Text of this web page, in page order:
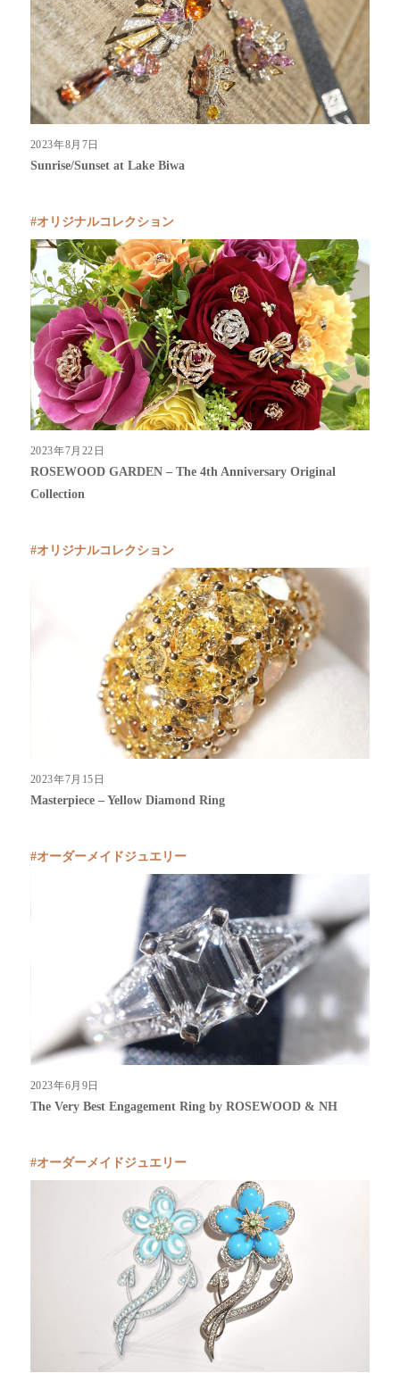
2023年8月7日
Sunrise/Sunset at Lake Biwa
オリジナルコレクション
2023年7月22日
ROSEWOOD GARDEN – The 4th Anniversary Original
Collection
オリジナルコレクション
2023年7月15日
Masterpiece – Yellow Diamond Ring
オーダーメイドジュエリー
2023年6月9日
The Very Best Engagement Ring by ROSEWOOD & NH
オーダーメイドジュエリー